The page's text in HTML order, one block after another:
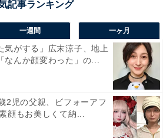
一週間 一ヶ月
気がする」広末涼子、地上
なんか顔変わった」の...
2児の父親、ビフォーアフ
顔もお美しくて納...